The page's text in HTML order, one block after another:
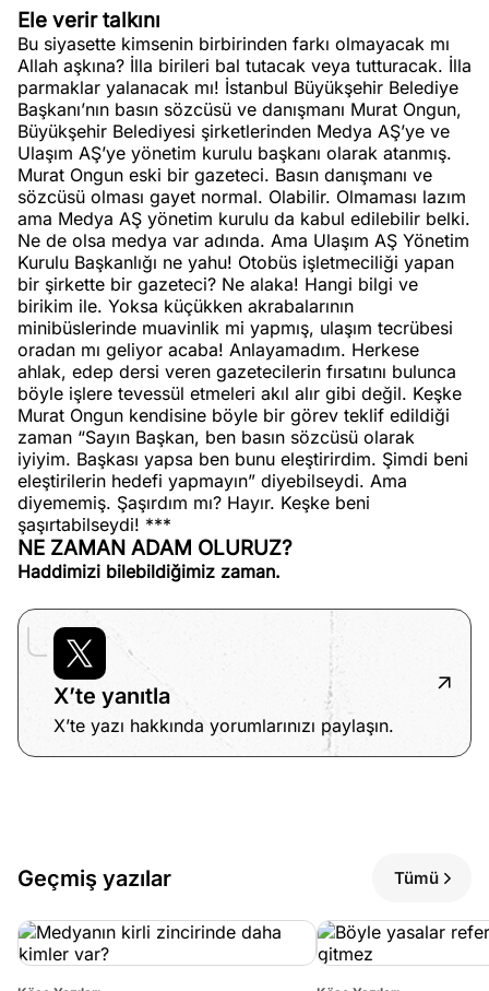
Ele verir talkını
Bu siyasette kimsenin birbirinden farkı olmayacak mı
Allah aşkına? İlla birileri bal tutacak veya tutturacak. İlla
parmaklar yalanacak mı! İstanbul Büyükşehir Belediye
Başkanı’nın basın sözcüsü ve danışmanı Murat Ongun,
Büyükşehir Belediyesi şirketlerinden Medya AŞ’ye ve
Ulaşım AŞ’ye yönetim kurulu başkanı olarak atanmış.
Murat Ongun eski bir gazeteci. Basın danışmanı ve
sözcüsü olması gayet normal. Olabilir. Olmaması lazım
ama Medya AŞ yönetim kurulu da kabul edilebilir belki.
Ne de olsa medya var adında. Ama Ulaşım AŞ Yönetim
Kurulu Başkanlığı ne yahu! Otobüs işletmeciliği yapan
bir şirkette bir gazeteci? Ne alaka! Hangi bilgi ve
birikim ile. Yoksa küçükken akrabalarının
minibüslerinde muavinlik mi yapmış, ulaşım tecrübesi
oradan mı geliyor acaba! Anlayamadım. Herkese
ahlak, edep dersi veren gazetecilerin fırsatını bulunca
böyle işlere tevessül etmeleri akıl alır gibi değil. Keşke
Murat Ongun kendisine böyle bir görev teklif edildiği
zaman “Sayın Başkan, ben basın sözcüsü olarak
iyiyim. Başkası yapsa ben bunu eleştirirdim. Şimdi beni
eleştirilerin hedefi yapmayın” diyebilseydi. Ama
diyememiş. Şaşırdım mı? Hayır. Keşke beni
şaşırtabilseydi! ***
NE ZAMAN ADAM OLURUZ?
Haddimizi bilebildiğimiz zaman.
X’te yanıtla
X’te yazı hakkında yorumlarınızı paylaşın.
Geçmiş yazılar Tümü